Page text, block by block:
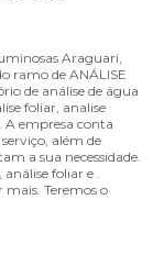
Araguari,
ramo de ANÁLISE
de análise de água
foliar, analise
A empresa conta
além de
a sua necessidade.
foliar e .
Teremos o